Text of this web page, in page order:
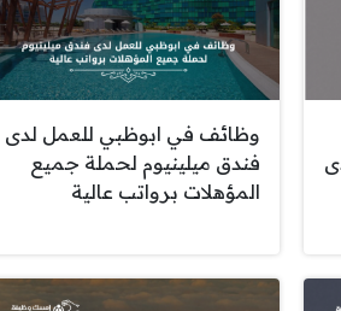
وظائف في ابوظبي للعمل لدى
فندق ميلينيوم لحملة جميع
المؤهلات برواتب عالية